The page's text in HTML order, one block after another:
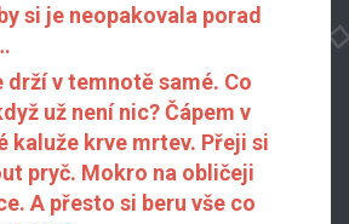
si je neopakovala porad
drží v temnotě samé. Co
už není nic? Čápem v
kaluže krve mrtev. Přeji si
pryč. Mokro na obličeji
A přesto si beru vše co